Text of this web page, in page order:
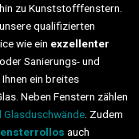
zu Kunststofffenstern.
qualifizierten
wie ein exzellenter
Sanierungs- und
Ihnen ein breites
Neben Fenstern zählen
Glasduschwände . Zudem
auch